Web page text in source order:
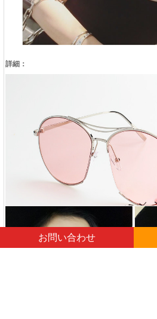
詳細：
お問い合わせ